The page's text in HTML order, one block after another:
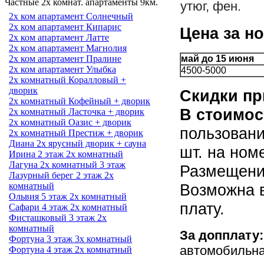
Частные 2х комнат. апартаменты 9км.
2х ком апартамент Солнечный
2х ком апартамент Кипарис
2х ком апартамент Латте
2х ком апартамент Магнолия
2х ком апартамент Пралине
2х ком апартамент Улыбка
2х комнатный Коралловый +
дворик
2х комнатный Кофейный + дворик
2х комнатный Ласточка + дворик
2х комнатный Оазис + дворик
2х комнатный Престиж + дворик
Диана 2х ярусный дворик + сауна
Ирина 2 этаж 2х комнатный
Лагуна 2х комнатный 3 этаж
Лазурный берег 2 этаж 2х
комнатный
Ольвия 5 этаж 2х комнатный
Сафари 4 этаж 2х комнатный
Фисташковый 3 этаж 2х
комнатный
Фортуна 3 этаж 3х комнатный
Фортуна 4 этаж 2х комнатный
утюг, фен.
Цена за
май до 15 июня
4500-5000
Скидки
В
шт. на
Возможна
плату.
За